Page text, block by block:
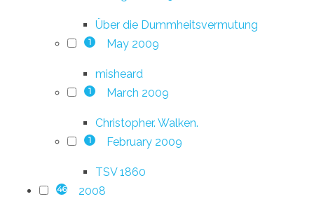
Über die Dummheitsvermutung
1 May 2009
misheard
1 March 2009
Christopher. Walken.
1 February 2009
TSV 1860
46 2008